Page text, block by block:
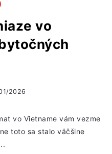
vo
2026
vo Vietname vám vezme
toto sa stalo väčšine